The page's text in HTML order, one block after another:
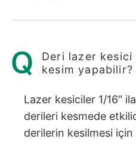
Deri lazer kesici
kesim yapabilir?
Lazer kesiciler 1/16" ila
derileri kesmede
derilerin kesilmesi